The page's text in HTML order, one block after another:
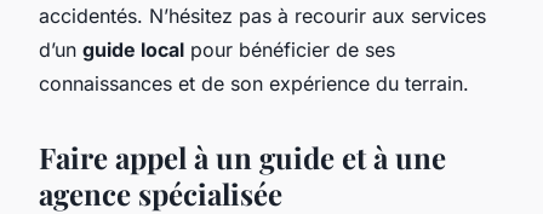
accidentés. N’hésitez pas à recourir aux services
d’un guide local pour bénéficier de ses
connaissances et de son expérience du terrain.
Faire appel à un guide et à une
agence spécialisée